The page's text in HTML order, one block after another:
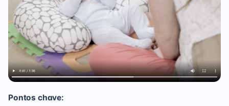
Pontos chave: